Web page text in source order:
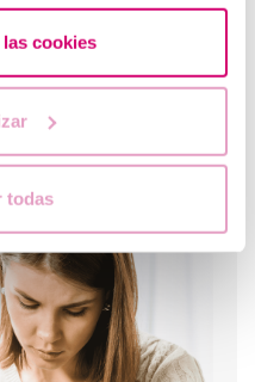
cookies
todas
he tenido o tengo